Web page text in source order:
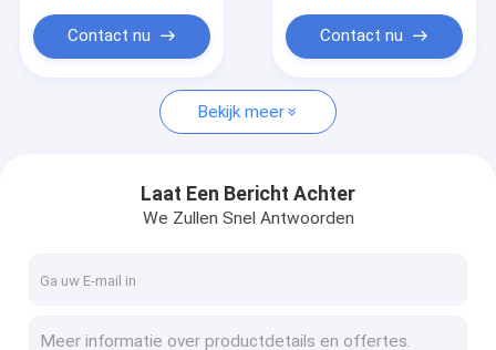
Verzoek om een Citaat
Extrusie blaasvormmachine
de automatische machine van het slagafgietsel
Uitdrijvings Vormende Machine
Contact nu Contact nu
Bekijk meer
Laat Een Bericht Achter
We Zullen Snel Antwoorden